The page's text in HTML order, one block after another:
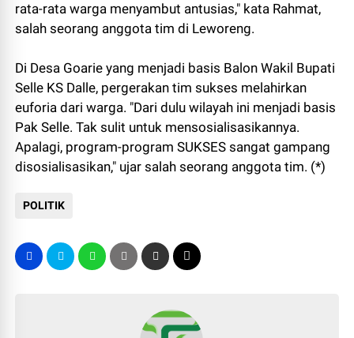
rata-rata warga menyambut antusias," kata Rahmat,
salah seorang anggota tim di Leworeng.
Di Desa Goarie yang menjadi basis Balon Wakil Bupati
Selle KS Dalle, pergerakan tim sukses melahirkan
euforia dari warga. "Dari dulu wilayah ini menjadi basis
Pak Selle. Tak sulit untuk mensosialisasikannya.
Apalagi, program-program SUKSES sangat gampang
disosialisasikan," ujar salah seorang anggota tim. (*)
POLITIK